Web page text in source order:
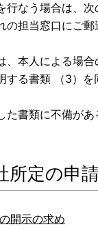
行なう場合は、
の担当窓口にご郵
、本人による場
する書類 （3）を
た書類に不備が
所定の申
開示の求め